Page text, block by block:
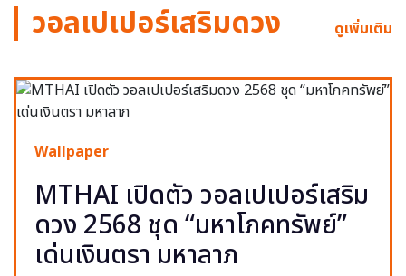
วอลเปเปอร์เสริมดวง ดูเพิ่มเติม
Wallpaper
MTHAI เปิดตัว วอลเปเปอร์เสริม
ดวง 2568 ชุด “มหาโภคทรัพย์”
เด่นเงินตรา มหาลาภ